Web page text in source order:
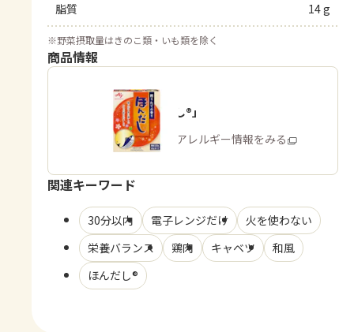
脂質 14 g
※野菜摂取量はきのこ類・いも類を除く
商品情報
「ほんだし®」
商品・アレルギー情報をみる
関連キーワード
30分以内 電子レンジだけ
火を使わない
栄養バランス
鶏肉 キャベツ
和風
ほんだし®